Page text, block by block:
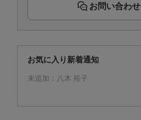
お問い合わせ
お気に入り新着通知
未追加： 八木 裕子